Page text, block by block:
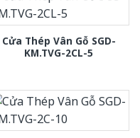
Cửa Thép Vân Gỗ SGD-
KM.TVG-2CL-5